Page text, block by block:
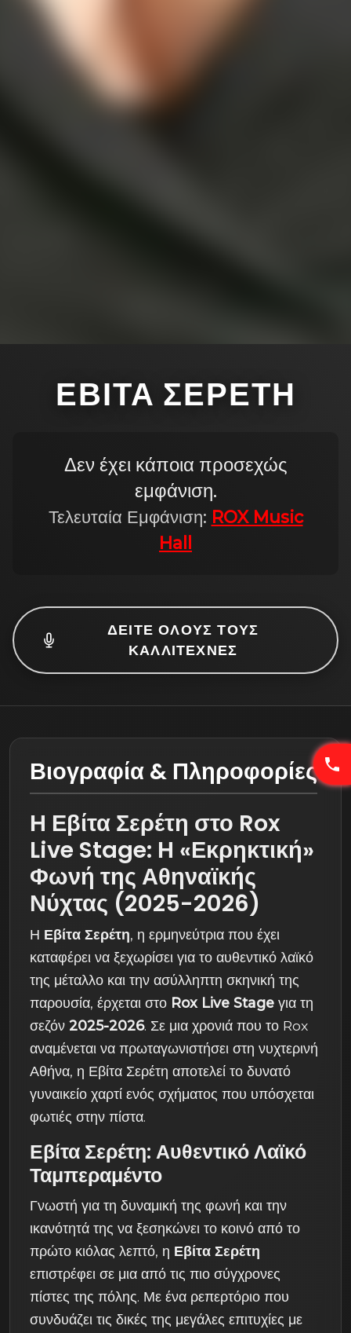
ΕΒΊΤΑ ΣΕΡΈΤΗ
Δεν έχει κάποια προσεχώς
εμφάνιση.
Τελευταία Εμφάνιση: ROX Music
Hall
ΔΕΊΤΕ ΌΛΟΥΣ ΤΟΥΣ
ΚΑΛΛΙΤΈΧΝΕΣ
Βιογραφία & Πληροφορίες
Η Εβίτα Σερέτη στο Rox
Live Stage: Η «Εκρηκτική»
Φωνή της Αθηναϊκής
Νύχτας (2025-2026)
Η Εβίτα Σερέτη, η ερμηνεύτρια που έχει
καταφέρει να ξεχωρίσει για το αυθεντικό λαϊκό
της μέταλλο και την ασύλληπτη σκηνική της
παρουσία, έρχεται στο Rox Live Stage για τη
σεζόν 2025-2026. Σε μια χρονιά που το Rox
αναμένεται να πρωταγωνιστήσει στη νυχτερινή
Αθήνα, η Εβίτα Σερέτη αποτελεί το δυνατό
γυναικείο χαρτί ενός σχήματος που υπόσχεται
φωτιές στην πίστα.
Εβίτα Σερέτη: Αυθεντικό Λαϊκό
Ταμπεραμέντο
Γνωστή για τη δυναμική της φωνή και την
ικανότητά της να ξεσηκώνει το κοινό από το
πρώτο κιόλας λεπτό, η Εβίτα Σερέτη
επιστρέφει σε μια από τις πιο σύγχρονες
πίστες της πόλης. Με ένα ρεπερτόριο που
συνδυάζει τις δικές της μεγάλες επιτυχίες με